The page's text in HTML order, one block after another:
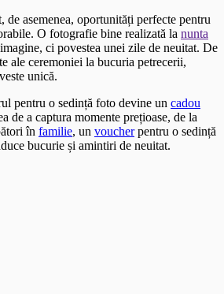
asemenea, oportunități perfecte pentru
O fotografie bine realizată la nunta
ci povestea unei zile de neuitat. De
ale ceremoniei la bucuria petrecerii,
unică.
pentru o sedință foto devine un cadou
de a captura momente prețioase, de la
în familie, un voucherpentru o sedință
bucurie și amintiri de neuitat.